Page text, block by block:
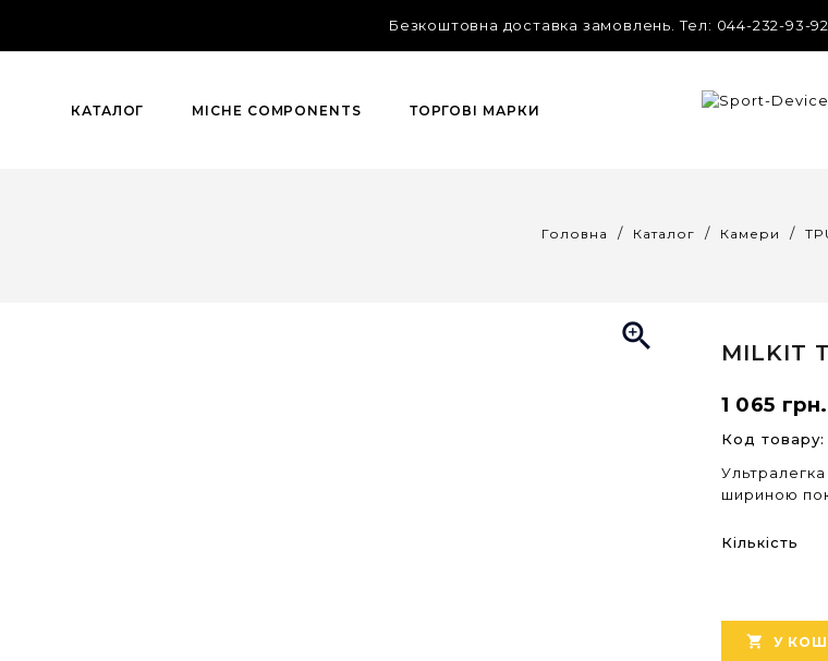
Безкоштовна доставка замовлень. Tел: 044-232-93-
КАТАЛОГ MICHE COMPONENTS ТОРГОВІ МАРКИ
Головна Каталог Камери
 MILKIT
1 065 грн.
Код товару:
шириною
Кількість
 У